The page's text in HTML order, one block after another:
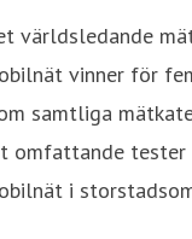
världsledande
vinner för
samtliga
omfattande tester
i